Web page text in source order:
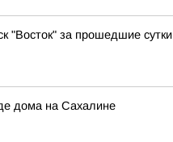
"Восток" за прошедшие сутки
дома на Сахалине